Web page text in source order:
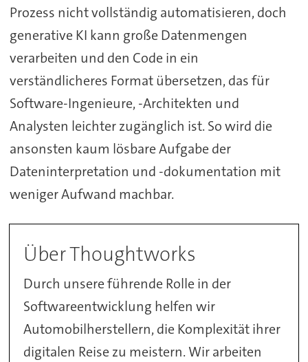
Prozess nicht vollständig automatisieren, doch
generative KI kann große Datenmengen
verarbeiten und den Code in ein
verständlicheres Format übersetzen, das für
Software-Ingenieure, -Architekten und
Analysten leichter zugänglich ist. So wird die
ansonsten kaum lösbare Aufgabe der
Dateninterpretation und -dokumentation mit
weniger Aufwand machbar.
Über Thoughtworks
Durch unsere führende Rolle in der
Softwareentwicklung helfen wir
Automobilherstellern, die Komplexität ihrer
digitalen Reise zu meistern. Wir arbeiten